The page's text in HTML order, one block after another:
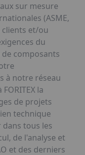
sur mesure
(ASME,
clients et/ou
du
composants
à notre réseau
la
de projets
technique
tous les
de l'analyse et
et des derniers